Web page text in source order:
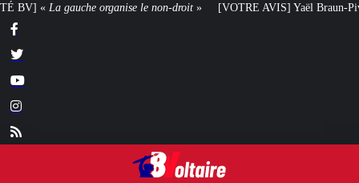
droit» [VOTRE AVIS] Yaël Braun-Pivet doit-elle renoncer à son projet